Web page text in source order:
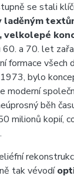
se stali
laděným
a 70. let
formace všech
bylo
moderní
běh
milionů kopií,
tak vévodí